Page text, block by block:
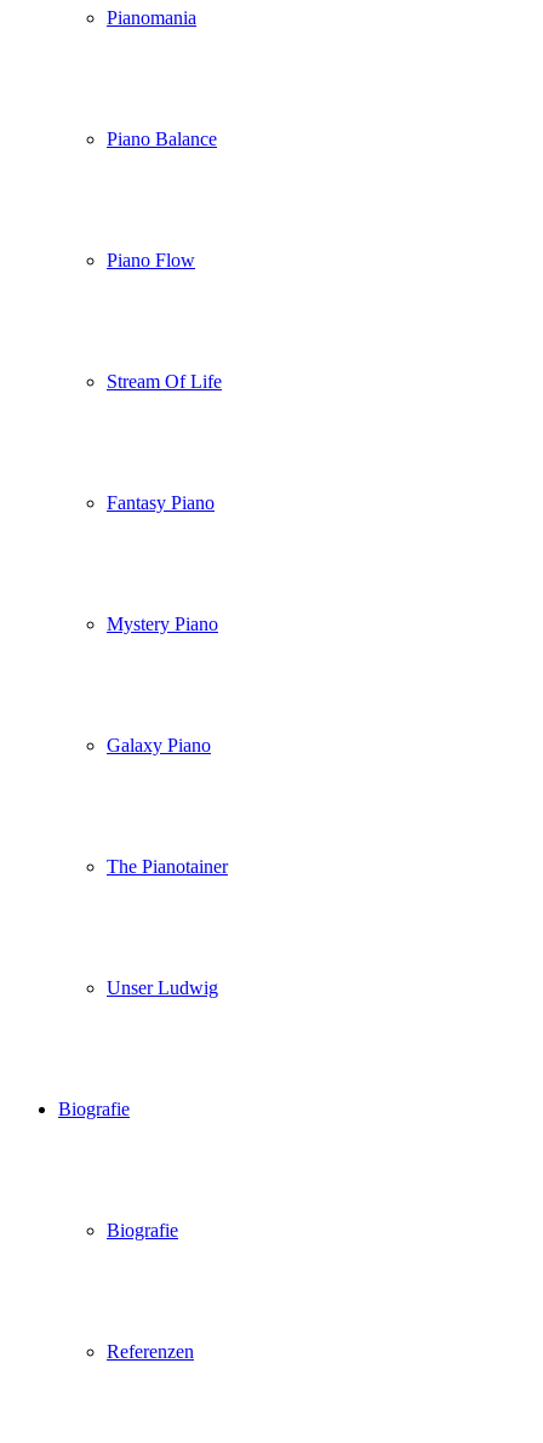
Pianomania
Piano Balance
Piano Flow
Stream Of Life
Fantasy Piano
Mystery Piano
Galaxy Piano
The Pianotainer
Unser Ludwig
Biografie
Biografie
Referenzen